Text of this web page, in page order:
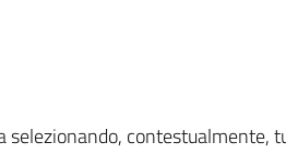
selezionando,